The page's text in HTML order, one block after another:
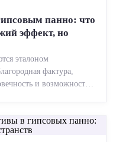
панно: что
эффект, но
эталоном
фактура,
и возможность